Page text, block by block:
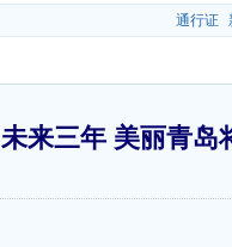
通行证
未来三年 美丽青岛